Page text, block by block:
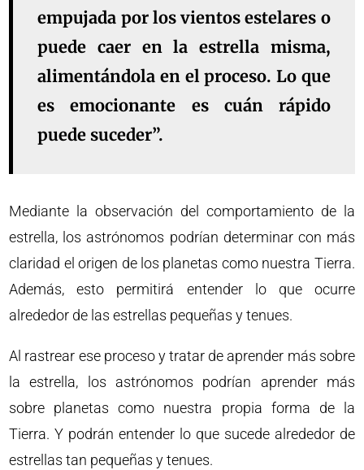
empujada por los vientos estelares o
puede caer en la estrella misma,
alimentándola en el proceso. Lo que
es emocionante es cuán rápido
puede suceder”.
Mediante la observación del comportamiento de la
estrella, los astrónomos podrían determinar con más
claridad el origen de los planetas como nuestra Tierra.
Además, esto permitirá entender lo que ocurre
alrededor de las estrellas pequeñas y tenues.
Al rastrear ese proceso y tratar de aprender más sobre
la estrella, los astrónomos podrían aprender más
sobre planetas como nuestra propia forma de la
Tierra. Y podrán entender lo que sucede alrededor de
estrellas tan pequeñas y tenues.